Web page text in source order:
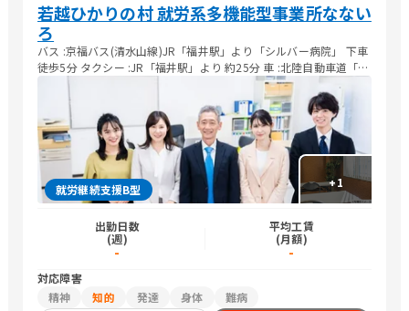
若越ひかりの村 就労系多機能型事業所なない
ろ
バス :京福バス(清水山線)JR「福井駅」より「シルバー病院」 下車
徒歩5分 タクシー :JR「福井駅」より 約25分 車 :北陸自動車道「福
井IC]より国道158号線を越前 海岸方面へ 約35分
+1
就労継続支援B型
出勤日数
(週)
-
平均工賃
(月額)
-
対応障害
精神
知的 発達 身体 難病